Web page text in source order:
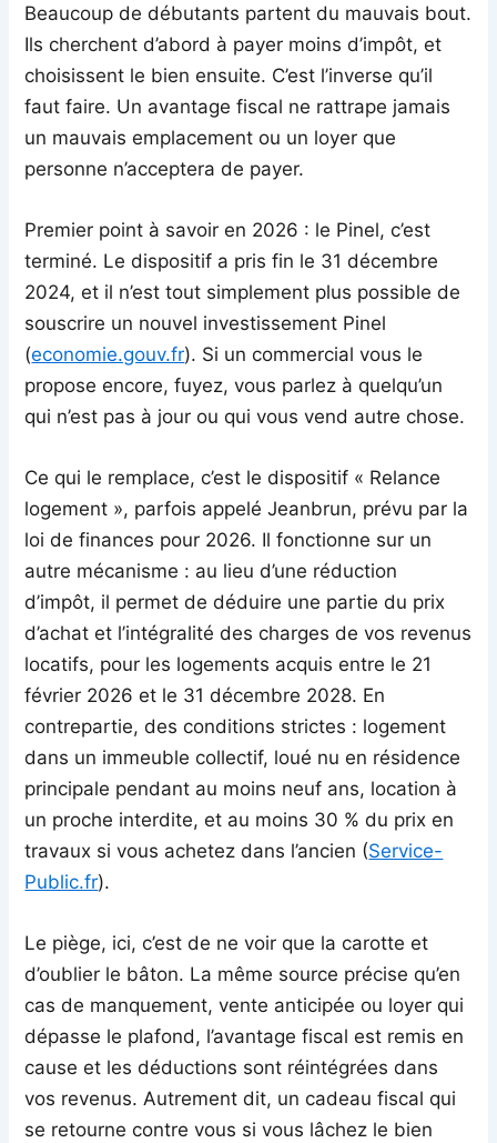
Beaucoup de débutants partent du mauvais bout.
Ils cherchent d’abord à payer moins d’impôt, et
choisissent le bien ensuite. C’est l’inverse qu’il
faut faire. Un avantage fiscal ne rattrape jamais
un mauvais emplacement ou un loyer que
personne n’acceptera de payer.
Premier point à savoir en 2026 : le Pinel, c’est
terminé. Le dispositif a pris fin le 31 décembre
2024, et il n’est tout simplement plus possible de
souscrire un nouvel investissement Pinel
(economie.gouv.fr). Si un commercial vous le
propose encore, fuyez, vous parlez à quelqu’un
qui n’est pas à jour ou qui vous vend autre chose.
Ce qui le remplace, c’est le dispositif « Relance
logement », parfois appelé Jeanbrun, prévu par la
loi de finances pour 2026. Il fonctionne sur un
autre mécanisme : au lieu d’une réduction
d’impôt, il permet de déduire une partie du prix
d’achat et l’intégralité des charges de vos revenus
locatifs, pour les logements acquis entre le 21
février 2026 et le 31 décembre 2028. En
contrepartie, des conditions strictes : logement
dans un immeuble collectif, loué nu en résidence
principale pendant au moins neuf ans, location à
un proche interdite, et au moins 30 % du prix en
travaux si vous achetez dans l’ancien (Service-
Public.fr).
Le piège, ici, c’est de ne voir que la carotte et
d’oublier le bâton. La même source précise qu’en
cas de manquement, vente anticipée ou loyer qui
dépasse le plafond, l’avantage fiscal est remis en
cause et les déductions sont réintégrées dans
vos revenus. Autrement dit, un cadeau fiscal qui
se retourne contre vous si vous lâchez le bien